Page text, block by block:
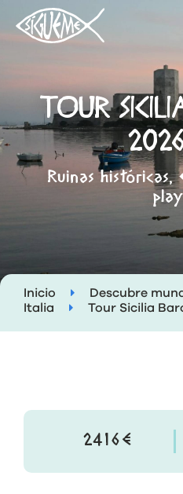
TOUR
Ruinas
Inicio Descubre
Italia
Tour Sicilia
2416€